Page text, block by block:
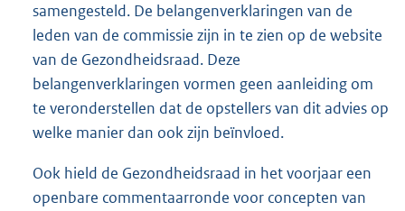
samengesteld. De belangenverklaringen van de
leden van de commissie zijn in te zien op de website
van de Gezondheidsraad. Deze
belangenverklaringen vormen geen aanleiding om
te veronderstellen dat de opstellers van dit advies op
welke manier dan ook zijn beïnvloed.
Ook hield de Gezondheidsraad in het voorjaar een
openbare commentaarronde voor concepten van